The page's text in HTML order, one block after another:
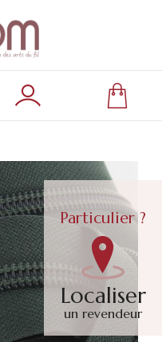
Particulier ?
Localiser
un revendeur